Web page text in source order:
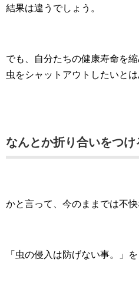
結果は違うでしょう。
でも、自分たちの健康寿命を
虫をシャットアウトしたいとは
なんとか折り合いをつけ
かと言って、今のままでは不快
「虫の侵入は防げない事。」を